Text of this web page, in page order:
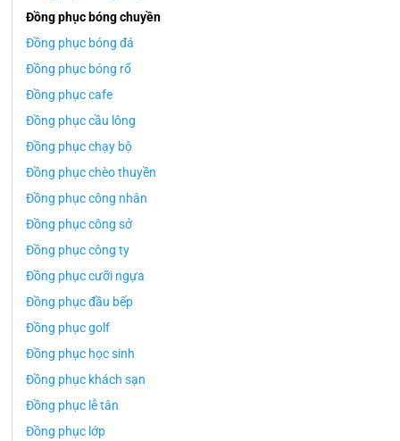
Đồng phục bóng chuyền
Đồng phục bóng đá
Đồng phục bóng rổ
Đồng phục cafe
Đồng phục cầu lông
Đồng phục chạy bộ
Đồng phục chèo thuyền
Đồng phục công nhân
Đồng phục công sở
Đồng phục công ty
Đồng phục cưỡi ngựa
Đồng phục đầu bếp
Đồng phục golf
Đồng phục học sinh
Đồng phục khách sạn
Đồng phục lễ tân
Đồng phục lớp